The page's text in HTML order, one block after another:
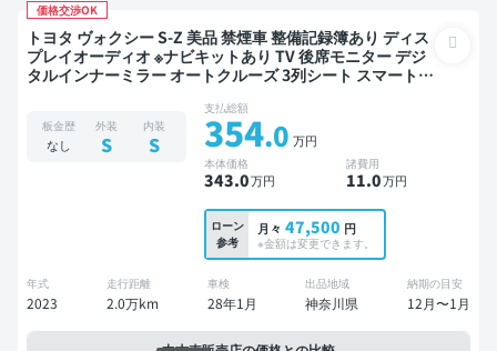
価格交渉OK
トヨタ ヴォクシー S-Z 美品 禁煙車 整備記録簿あり ディス
プレイオーディオ ※ナビキットあり TV 後席モニター デジ
タルインナーミラー オートクルーズ 3列シート スマートキ
衝突軽減 両側電動スライドドア 7人乗り
板金歴
なし
外装
S
内装
S
支払総額
354.0 万円
本体価格
343.0万円
諸費用
11.0万円
ローン
参考
月々 47,500 円
※金額は変更できます。
年式
2023
走行距離
2.0万km
車検
28年1月
出品地域
神奈川県
納期の目安
12月〜1月